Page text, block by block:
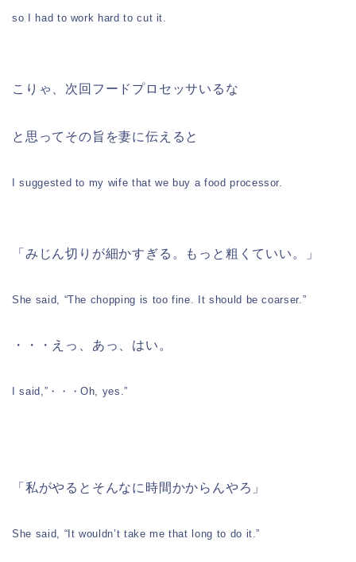
so I had to work hard to cut it.
こりゃ、次回フードプロセッサいるな
と思ってその旨を妻に伝えると
I suggested to my wife that we buy a food processor.
「みじん切りが細かすぎる。もっと粗くていい。」
She said, “The chopping is too fine. It should be coarser.”
・・・えっ、あっ、はい。
I said,”・・・Oh, yes.”
「私がやるとそんなに時間かからんやろ」
She said, “It wouldn’t take me that long to do it.”